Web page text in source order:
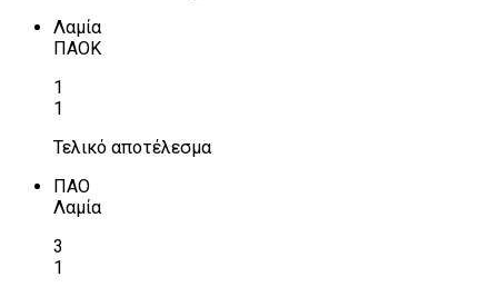
Λαμία
ΠΑΟΚ
1
1
Τελικό αποτέλεσμα
ΠΑΟ
Λαμία
3
1